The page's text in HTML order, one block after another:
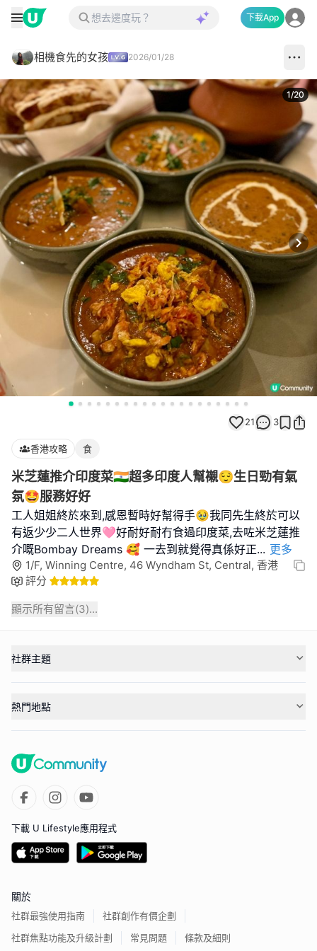
下載App
相機食先的女孩 2026/01/28
1/20
21 3
香港攻略 食
米芝蓮推介印度菜🇮🇳超多印度人幫襯😌生日勁有氣
氛🤩服務好好
工人姐姐終於來到,感恩暫時好幫得手🥹我同先生終於可以
有返少少二人世界🩷好耐好耐冇食過印度菜,去咗米芝蓮推
介嘅Bombay Dreams 🥰 一去到就覺得真係好正... 更多
1/F, Winning Centre, 46 Wyndham St, Central, 香港
評分
顯示所有留言(3)...
社群主題
熱門地點
下載 U Lifestyle應用程式
關於
社群最強使用指南
社群創作有價企劃
社群焦點功能及升級計劃
常見問題 條款及細則